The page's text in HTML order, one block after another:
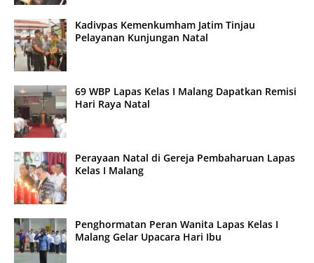
Kadivpas Kemenkumham Jatim Tinjau
Pelayanan Kunjungan Natal
69 WBP Lapas Kelas I Malang Dapatkan Remisi
Hari Raya Natal
Perayaan Natal di Gereja Pembaharuan Lapas
Kelas I Malang
Penghormatan Peran Wanita Lapas Kelas I
Malang Gelar Upacara Hari Ibu